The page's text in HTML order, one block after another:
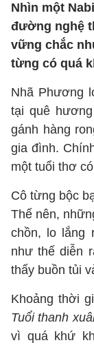
Nhìn một
đường nghệ
vững chắc
từng có quá
Nhã Phương
tại quê
gánh hàng
gia đình.
một tuổi thơ
Cô từng bộc
Thế nên,
chồn, lo lắng
như thế diễn
thấy buồn tủi
Khoảng thời
Tuổi thanh
vì quá khứ